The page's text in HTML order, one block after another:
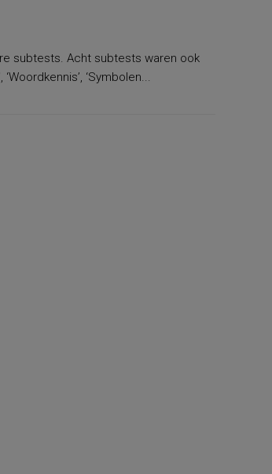
subtests. Acht subtests waren ook
‘Symbolen...